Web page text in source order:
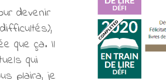
devenir
que ça. Il
qui
plaira, je